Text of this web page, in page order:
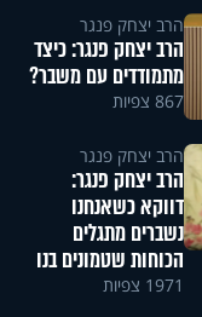
הרב יצחק פנגר
הרב יצחק פנגר: כיצד
מתמודדים עם משבר?
867 צפיות
הרב יצחק פנגר
הרב יצחק פנגר:
דווקא כשאנחנו
נשברים מתגלים
הכוחות שטמונים בנו
1971 צפיות